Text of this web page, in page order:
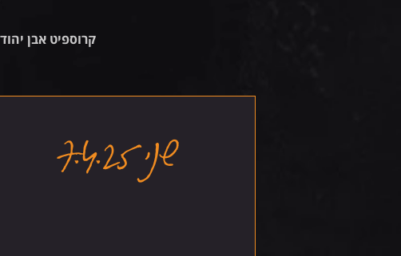
קרוספיט אבן
שני 7.4.25